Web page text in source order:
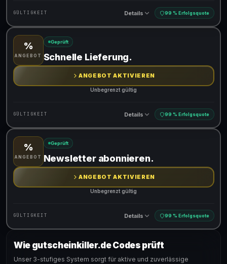
GÜLTIGKEIT Details 99 % Erfolgsquote
Gültig für teilnehmende Produkte
%
ANGEBOT
Geprüft
Schnelle Lieferung.
ANGEBOT AKTIVIEREN
Unbegrenzt gültig
GÜLTIGKEIT Details 99 % Erfolgsquote
Gültig für teilnehmende Produkte
%
ANGEBOT
Geprüft
Newsletter abonnieren.
ANGEBOT AKTIVIEREN
Unbegrenzt gültig
GÜLTIGKEIT Details 99 % Erfolgsquote
Gültig für teilnehmende Produkte
Wie gutscheinkiller.de Codes prüft
Unser 3-stufiges System sorgt für aktive und zuverlässige